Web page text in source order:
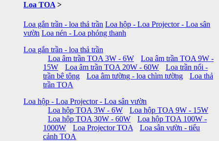
Loa TOA >
Loa gắn trần - loa thả trần Loa hộp - Loa Projector - Loa sân
vườn Loa nén - Loa phóng thanh
Loa gắn trần - loa thả trần
Loa âm trần TOA 3W - 6W
Loa âm trần TOA 9W -
15W
Loa âm trần TOA 20W - 60W
Loa trần nổi -
trần bê tông
Loa âm tường - loa chìm tường
Loa thả
trần TOA
Loa hộp - Loa Projector - Loa sân vườn
Loa hộp TOA 3W - 6W
Loa hộp TOA 9W - 15W
Loa hộp TOA 30W - 60W
Loa hộp TOA 100W -
1000W
Loa Projector TOA
Loa sân vườn - tiểu
cảnh TOA